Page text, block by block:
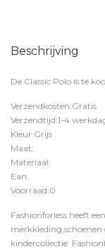
Beschrijving
De Classic Polo is te
Verzendkosten:Gratis
Verzendtijd:1-4
Kleur:Grijs
Maat:
Materiaal:
Ean:
Voorraad:0
Fashionforless heeft
merkkleding,schoenen
kindercollectie.